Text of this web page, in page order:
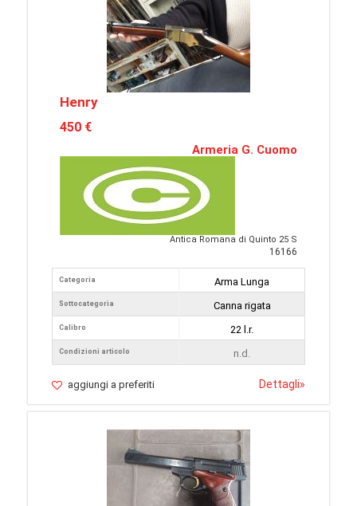
Henry
450 €
Armeria G. Cuomo
Antica Romana di Quinto 25 S
16166
Categoria
Sottocategoria
Calibro
Condizioni articolo
Arma Lunga
Canna rigata
22 l.r.
n.d.
aggiungi a preferiti Dettagli»